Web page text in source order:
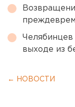
выходе из
← НОВОСТИ